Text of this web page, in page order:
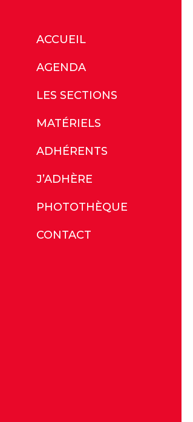
ACCUEIL
AGENDA
LES SECTIONS
MATÉRIELS
ADHÉRENTS
J’ADHÈRE
PHOTOTHÈQUE
CONTACT